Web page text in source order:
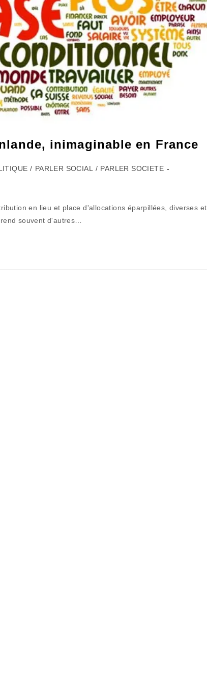
inimaginable en France
/ PARLER SOCIAL / PARLER SOCIETE
en lieu et place d'allocations éparpillées, diverses et
souvent d'autres…